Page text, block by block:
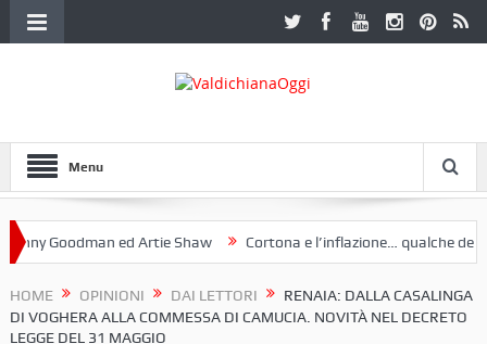
Menu
Goodman ed Artie Shaw Cortona e l’inflazione… qualche decennio
HOME OPINIONI DAI LETTORI
RENAIA: DALLA CASALINGA
DI VOGHERA ALLA COMMESSA DI CAMUCIA. NOVITÀ NEL DECRETO
LEGGE DEL 31 MAGGIO